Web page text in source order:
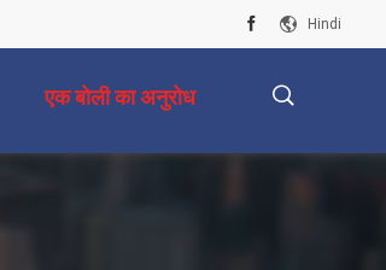
Hindi
एक बोली का अनुरोध